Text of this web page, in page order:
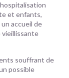
et enfants,
accueil de
vieillissante
souffrant de
possible